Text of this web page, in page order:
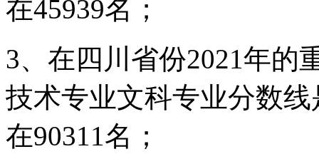
在45939名；
3、在四川省份2021年的
技术专业文科专业分数
在90311名；